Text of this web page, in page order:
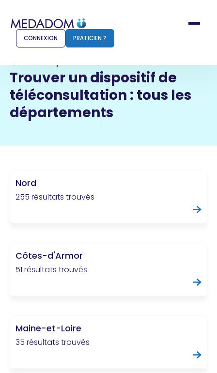
Comment ça marche ?
Pharmacien
CONNEXION PRATICIEN ?
Accueil Départements
Trouver un dispositif de
téléconsultation : tous les
départements
Nord
255 résultats trouvés
Côtes-d'Armor
51 résultats trouvés
Maine-et-Loire
35 résultats trouvés